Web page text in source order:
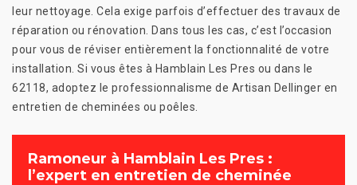
leur nettoyage. Cela exige parfois d’effectuer des travaux de
réparation ou rénovation. Dans tous les cas, c’est l’occasion
pour vous de réviser entièrement la fonctionnalité de votre
installation. Si vous êtes à Hamblain Les Pres ou dans le
62118, adoptez le professionnalisme de Artisan Dellinger en
entretien de cheminées ou poêles.
Ramoneur à Hamblain Les Pres :
l’expert en entretien de cheminée